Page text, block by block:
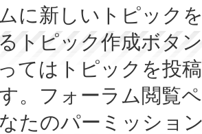
に新しいトピック
トピック作成ボタ
てはトピックを投
。フォーラム閲覧
たのパーミッショ